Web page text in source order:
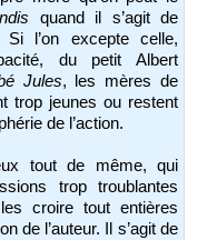
quand il s’agit de
l’on excepte celle,
du petit Albert
Jules, les mères de
trop jeunes ou restent
de l’action.
tout de même, qui
trop troublantes
croire tout entières
de l’auteur. Il s’agit de